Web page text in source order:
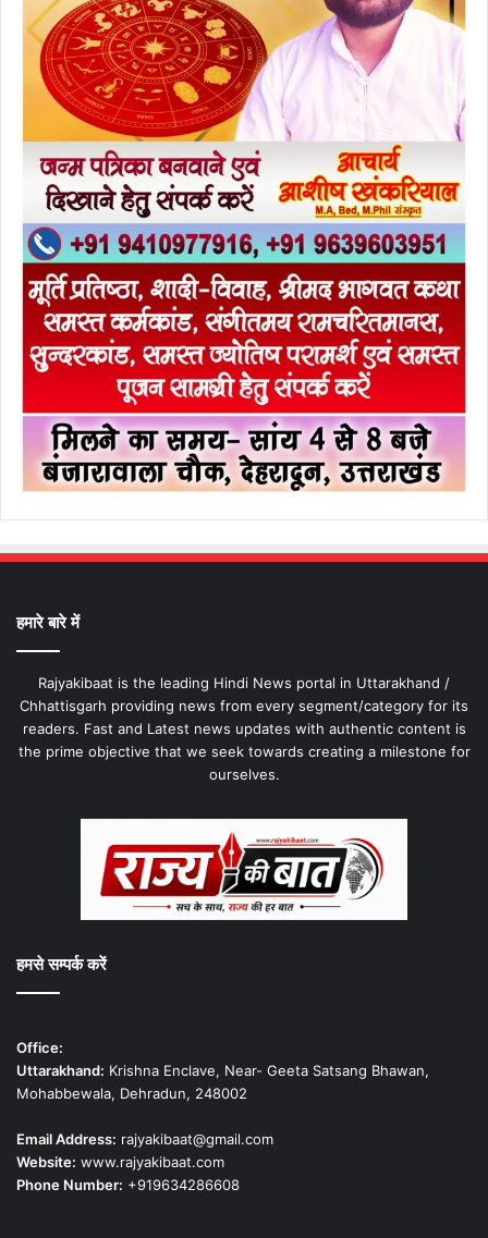
हमारे बारे में
Rajyakibaat is the leading Hindi News portal in Uttarakhand /
Chhattisgarh providing news from every segment/category for its
readers. Fast and Latest news updates with authentic content is
the prime objective that we seek towards creating a milestone for
ourselves.
हमसे सम्पर्क करें
Office:
Uttarakhand: Krishna Enclave, Near- Geeta Satsang Bhawan,
Mohabbewala, Dehradun, 248002
Email Address: rajyakibaat@gmail.com
Website: www.rajyakibaat.com
Phone Number: +919634286608